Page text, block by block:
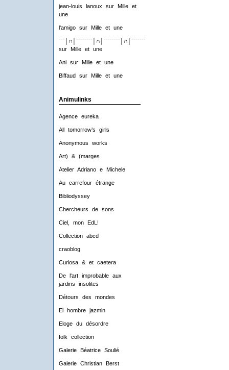
jean-louis lanoux sur
Mille et
une
l'amigosur Mille et une
ˉˉˉ│∩│ˉˉˉˉˉˉˉˉ│∩│ˉˉˉˉˉˉˉˉ│∩│ˉˉˉˉˉˉˉˉ│∩│ˉˉˉ
sur
Mille et une
Anisur Mille et une
Biffaud sur Mille et une
Animulinks
Agence eureka
All tomorrow’s girls
Anonymous works
Art) & (marges
Atelier Adriano e Michele
Au carrefour étrange
Bibliodyssey
Chercheurs de sons
Ciel, mon EdL!
Collection abcd
craoblog
Curiosa & et caetera
De l'art improbable aux
jardins insolites
Détours des mondes
El hombre jazmin
Eloge du désordre
folk collection
Galerie Béatrice Soulié
Galerie Christian Berst